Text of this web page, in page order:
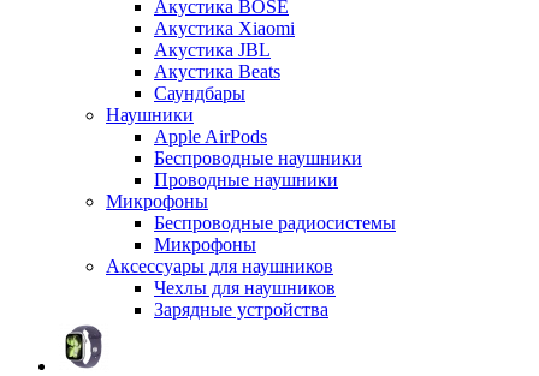
Акустика BOSE
Акустика Xiaomi
Акустика JBL
Акустика Beats
Саундбары
Наушники
Apple AirPods
Беспроводные наушники
Проводные наушники
Микрофоны
Беспроводные радиосистемы
Микрофоны
Аксессуары для наушников
Чехлы для наушников
Зарядные устройства